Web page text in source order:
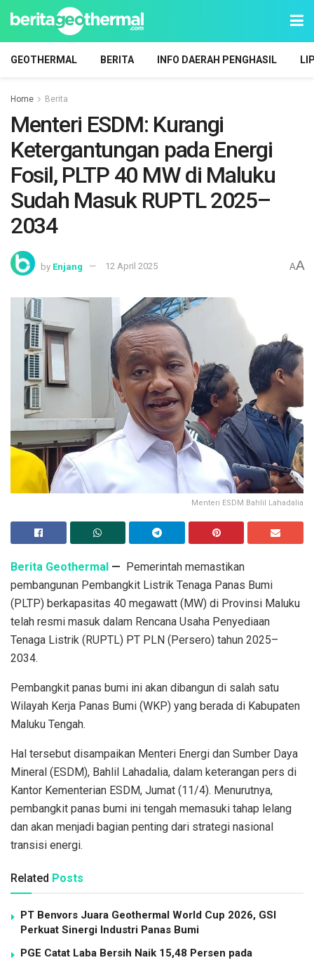
GEOTHERMAL BERITA INFO DAERAH PENGHASIL
Home Berita
Menteri ESDM: Kurangi
Ketergantungan pada Energi
Fosil, PLTP 40 MW di Maluku
Sudah Masuk RUPTL 2025–
2034
by Enjang 12 April 2025 AA
Menteri ESDM Bahlil Lahadalia
Berita Geothermal — Pemerintah memastikan
pembangunan Pembangkit Listrik Tenaga Panas Bumi
(PLTP) berkapasitas 40 megawatt (MW) di Provinsi Maluku
telah resmi masuk dalam Rencana Usaha Penyediaan
Tenaga Listrik (RUPTL) PT PLN (Persero) tahun 2025–
2034.
Pembangkit panas bumi ini akan dibangun di salah satu
Wilayah Kerja Panas Bumi (WKP) yang berada di Kabupaten
Maluku Tengah.
Hal tersebut disampaikan Menteri Energi dan Sumber Daya
Mineral (ESDM), Bahlil Lahadalia, dalam keterangan pers di
Kantor Kementerian ESDM, Jumat (11/4). Menurutnya,
pembangkit panas bumi ini tengah memasuki tahap lelang
dan akan menjadi bagian penting dari strategi nasional
transisi energi.
Related Posts
PT Benvors Juara Geothermal World Cup 2026, GSI
Perkuat Sinergi Industri Panas Bumi
PGE Catat Laba Bersih Naik 15,48 Persen pada